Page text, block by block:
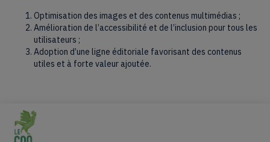
Optimisation des images et des contenus multimédias ;
Amélioration de l’accessibilité et de l’inclusion pour tous les
utilisateurs ;
Adoption d’une ligne éditoriale favorisant des contenus
utiles et à forte valeur ajoutée.